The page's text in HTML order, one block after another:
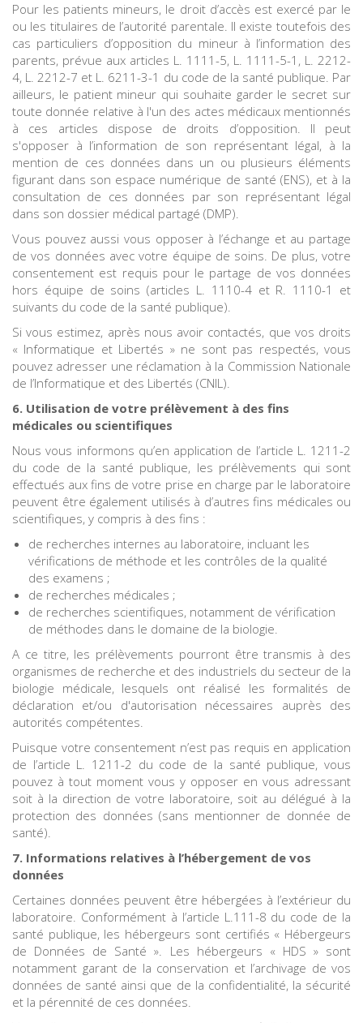
Pour les patients mineurs, le droit d’accès est exercé par le
ou les titulaires de l’autorité parentale. Il existe toutefois des
cas particuliers d’opposition du mineur à l’information des
parents, prévue aux articles L. 1111-5, L. 1111-5-1, L. 2212-
4, L. 2212-7 et L. 6211-3-1 du code de la santé publique. Par
ailleurs, le patient mineur qui souhaite garder le secret sur
toute donnée relative à l'un des actes médicaux mentionnés
à ces articles dispose de droits d’opposition. Il peut
s'opposer à l’information de son représentant légal, à la
mention de ces données dans un ou plusieurs éléments
figurant dans son espace numérique de santé (ENS), et à la
consultation de ces données par son représentant légal
dans son dossier médical partagé (DMP).
Vous pouvez aussi vous opposer à l’échange et au partage
de vos données avec votre équipe de soins. De plus, votre
consentement est requis pour le partage de vos données
hors équipe de soins (articles L. 1110-4 et R. 1110-1 et
suivants du code de la santé publique).
Si vous estimez, après nous avoir contactés, que vos droits
« Informatique et Libertés » ne sont pas respectés, vous
pouvez adresser une réclamation à la Commission Nationale
de l’Informatique et des Libertés (CNIL).
6. Utilisation de votre prélèvement à des fins
médicales ou scientifiques
Nous vous informons qu’en application de l’article L. 1211-2
du code de la santé publique, les prélèvements qui sont
effectués aux fins de votre prise en charge par le laboratoire
peuvent être également utilisés à d’autres fins médicales ou
scientifiques, y compris à des fins :
de recherches internes au laboratoire, incluant les
vérifications de méthode et les contrôles de la qualité
des examens ;
de recherches médicales ;
de recherches scientifiques, notamment de vérification
de méthodes dans le domaine de la biologie.
A ce titre, les prélèvements pourront être transmis à des
organismes de recherche et des industriels du secteur de la
biologie médicale, lesquels ont réalisé les formalités de
déclaration et/ou d'autorisation nécessaires auprès des
autorités compétentes.
Puisque votre consentement n’est pas requis en application
de l’article L. 1211-2 du code de la santé publique, vous
pouvez à tout moment vous y opposer en vous adressant
soit à la direction de votre laboratoire, soit au délégué à la
protection des données (sans mentionner de donnée de
santé).
7. Informations relatives à l’hébergement de vos
données
Certaines données peuvent être hébergées à l’extérieur du
laboratoire. Conformément à l’article L.111-8 du code de la
santé publique, les hébergeurs sont certifiés « Hébergeurs
de Données de Santé ». Les hébergeurs « HDS » sont
notamment garant de la conservation et l’archivage de vos
données de santé ainsi que de la confidentialité, la sécurité
et la pérennité de ces données.